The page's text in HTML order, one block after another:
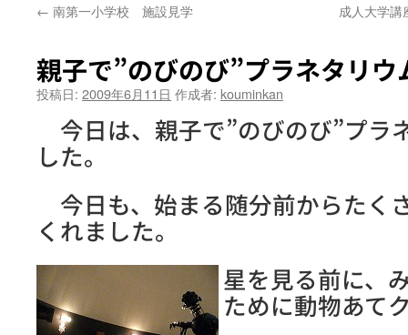
← 南第一小学校 施設見学 成人大学
親子で”のびのび”プラネタリウ
投稿日: 2009年6月11日 作成者: kouminkan
今日は、親子で”のびのび”プラ
した。
今日も、始まる随分前からたく
くれました。
星を見る前に、
ために動物あて